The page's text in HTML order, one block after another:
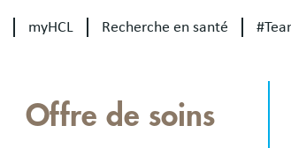
myHCL Recherche en santé
Offre de soins